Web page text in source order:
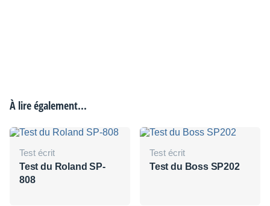
À lire également...
Test écrit
Test du Roland SP-
808
Test écrit
Test du Boss SP202